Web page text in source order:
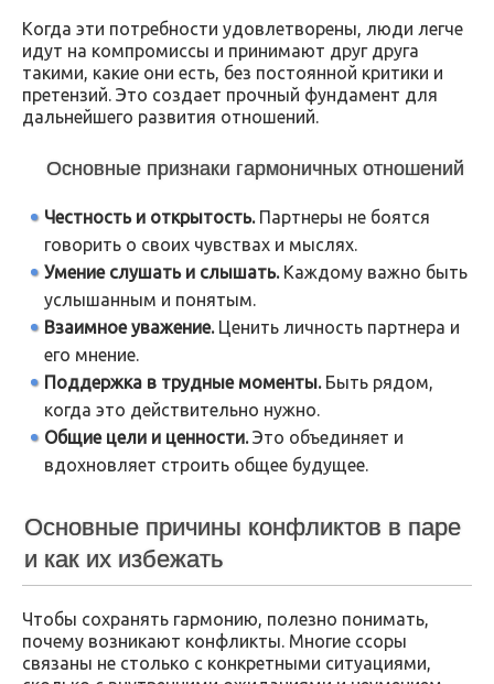
Когда эти потребности удовлетворены, люди легче
идут на компромиссы и принимают друг друга
такими, какие они есть, без постоянной критики и
претензий. Это создает прочный фундамент для
дальнейшего развития отношений.
Основные признаки гармоничных отношений
Честность и открытость.Партнеры не боятся
говорить о своих чувствах и мыслях.
Умение слушать и слышать.Каждому важно быть
услышанным и понятым.
Взаимное уважение.Ценить личность партнера и
его мнение.
Поддержка в трудные моменты.Быть рядом,
когда это действительно нужно.
Общие цели и ценности.Это объединяет и
вдохновляет строить общее будущее.
Основные причины конфликтов в паре
и как их избежать
Чтобы сохранять гармонию, полезно понимать,
почему возникают конфликты. Многие ссоры
связаны не столько с конкретными ситуациями,